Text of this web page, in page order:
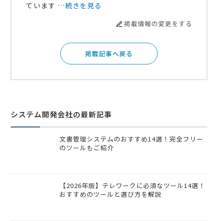
ています …続きを見る
掲載情報の変更をする
掲載記事へ戻る
システム開発会社の最新記事
文書管理システムのおすすめ14選！完全フリー
のツールもご紹介
【2026年版】テレワークに必須なツール14選！
おすすめのツールと選び方を解説